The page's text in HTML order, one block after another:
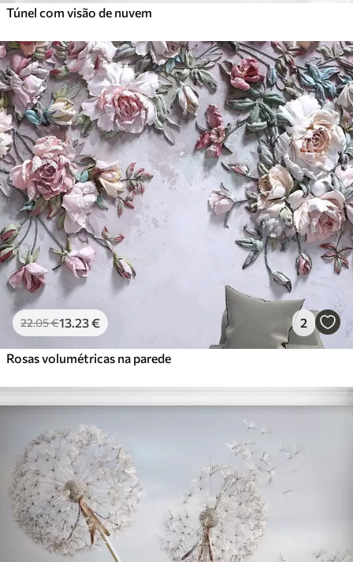
Túnel com visão de nuvem
22.05€13.23€ 2
Rosas volumétricas na parede